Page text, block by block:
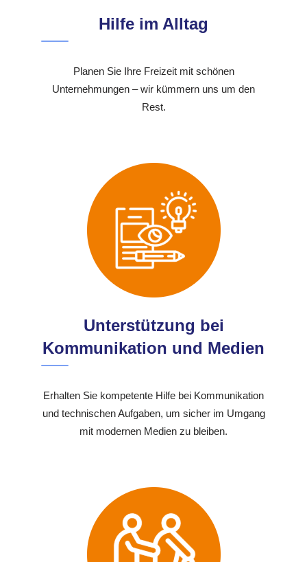
Hilfe im Alltag
Planen Sie Ihre Freizeit mit schönen
Unternehmungen – wir kümmern uns um den
Rest.
Unterstützung bei
Kommunikation und Medien
Erhalten Sie kompetente Hilfe bei Kommunikation
und technischen Aufgaben, um sicher im Umgang
mit modernen Medien zu bleiben.